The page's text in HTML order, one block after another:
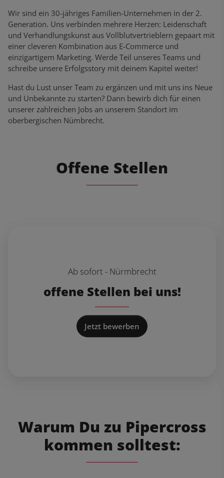
Wir sind ein 30-jähriges Familien-Unternehmen in der 2.
Generation. Uns verbinden mehrere Herzen: Leidenschaft
und Verhandlungskunst aus Vollblutvertrieblern gepaart mit
einer cleveren Kombination aus E-Commerce und
einzigartigem Marketing. Werde Teil unseres Teams und
schreibe unsere Erfolgsstory mit deinem Kapitel weiter!
Hast du Lust unser Team zu ergänzen und mit uns ins Neue
und Unbekannte zu starten? Dann bewirb dich für einen
unserer zahlreichen Jobs an unserem Standort im
oberbergischen Nümbrecht.
Offene Stellen
Ab sofort - Nürmbrecht
offene Stellen bei uns!
Jetzt bewerben
Warum Du zu Pipercross
kommen solltest: